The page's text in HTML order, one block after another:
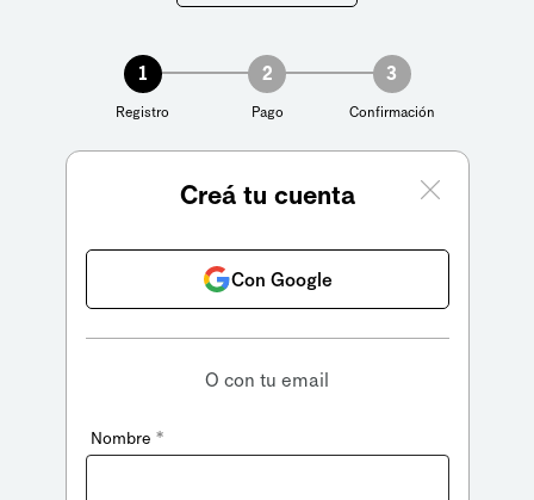
1
Registro
2
Pago
3
Confirmación
Creá tu cuenta
Con Google
O con tu email
Nombre *